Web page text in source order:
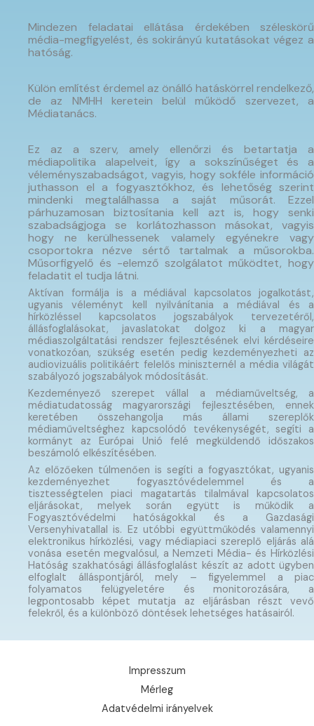
Mindezen feladatai ellátása érdekében széleskörű
média-megfigyelést, és sokirányú kutatásokat végez a
hatóság.
Külön említést érdemel az önálló hatáskörrel rendelkező,
de az NMHH keretein belül működő szervezet, a
Médiatanács.
Ez az a szerv, amely ellenőrzi és betartatja a
médiapolitika alapelveit, így a sokszínűséget és a
véleményszabadságot, vagyis, hogy sokféle információ
juthasson el a fogyasztókhoz, és lehetőség szerint
mindenki megtalálhassa a saját műsorát. Ezzel
párhuzamosan biztosítania kell azt is, hogy senki
szabadságjoga se korlátozhasson másokat, vagyis
hogy ne kerülhessenek valamely egyénekre vagy
csoportokra nézve sértő tartalmak a műsorokba.
Műsorfigyelő és -elemző szolgálatot működtet, hogy
feladatit el tudja látni.
Aktívan formálja is a médiával kapcsolatos jogalkotást,
ugyanis véleményt kell nyilvánítania a médiával és a
hírközléssel kapcsolatos jogszabályok tervezetéről,
állásfoglalásokat, javaslatokat dolgoz ki a magyar
médiaszolgáltatási rendszer fejlesztésének elvi kérdéseire
vonatkozóan, szükség esetén pedig kezdeményezheti az
audiovizuális politikáért felelős miniszternél a média világát
szabályozó jogszabályok módosítását.
Kezdeményező szerepet vállal a médiaműveltség, a
médiatudatosság magyarországi fejlesztésében, ennek
keretében összehangolja más állami szereplők
médiaműveltséghez kapcsolódó tevékenységét, segíti a
kormányt az Európai Unió felé megküldendő időszakos
beszámoló elkészítésében.
Az előzőeken túlmenően is segíti a fogyasztókat, ugyanis
kezdeményezhet fogyasztóvédelemmel és a
tisztességtelen piaci magatartás tilalmával kapcsolatos
eljárásokat, melyek során együtt is működik a
Fogyasztóvédelmi hatóságokkal és a Gazdasági
Versenyhivatallal is. Ez utóbbi együttműködés valamennyi
elektronikus hírközlési, vagy médiapiaci szereplő eljárás alá
vonása esetén megvalósul, a Nemzeti Média- és Hírközlési
Hatóság szakhatósági állásfoglalást készít az adott ügyben
elfoglalt álláspontjáról, mely – figyelemmel a piac
folyamatos felügyeletére és monitorozására, a
legpontosabb képet mutatja az eljárásban részt vevő
felekről, és a különböző döntések lehetséges hatásairól.
Impresszum
Mérleg
Adatvédelmi irányelvek